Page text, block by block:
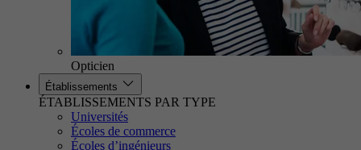
Opticien
Établissements
ÉTABLISSEMENTS PAR TYPE
Universités
Écoles de commerce
Écoles d’ingénieurs